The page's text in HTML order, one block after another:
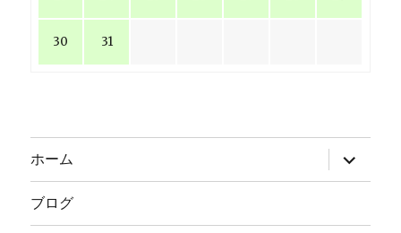
30 31
ホーム
サ
ブ
メ
ー
ブログ